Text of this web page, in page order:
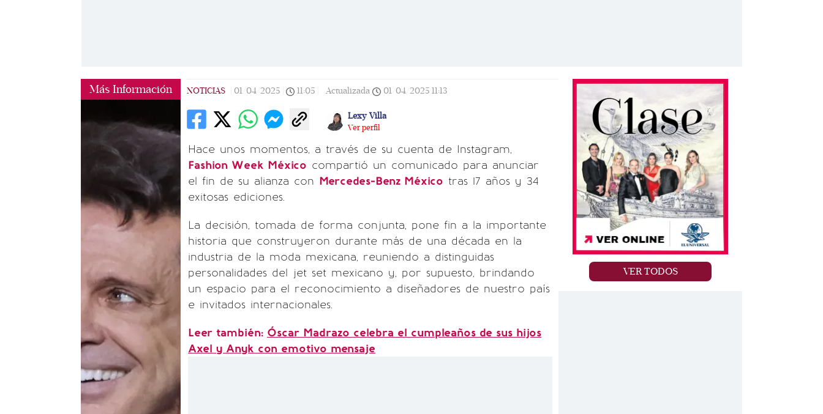
Más Información NOTICIAS 01/04/2025 11:05 Actualizada 01/04/2025 11:13
Lexy Villa
Ver perfil
Hace unos momentos, a través de su cuenta de Instagram,
Fashion Week México compartió un comunicado para anunciar
el fin de su alianza con Mercedes-Benz México tras 17 años y 34
exitosas ediciones.
La decisión, tomada de forma conjunta, pone fin a la importante
historia que construyeron durante más de una década en la
industria de la moda mexicana, reuniendo a distinguidas
personalidades del jet set mexicano y, por supuesto, brindando
un espacio para el reconocimiento a diseñadores de nuestro país
e invitados internacionales.
Leer también: Óscar Madrazo celebra el cumpleaños de sus hijos
Axel y Anyk con emotivo mensaje
VER TODOS